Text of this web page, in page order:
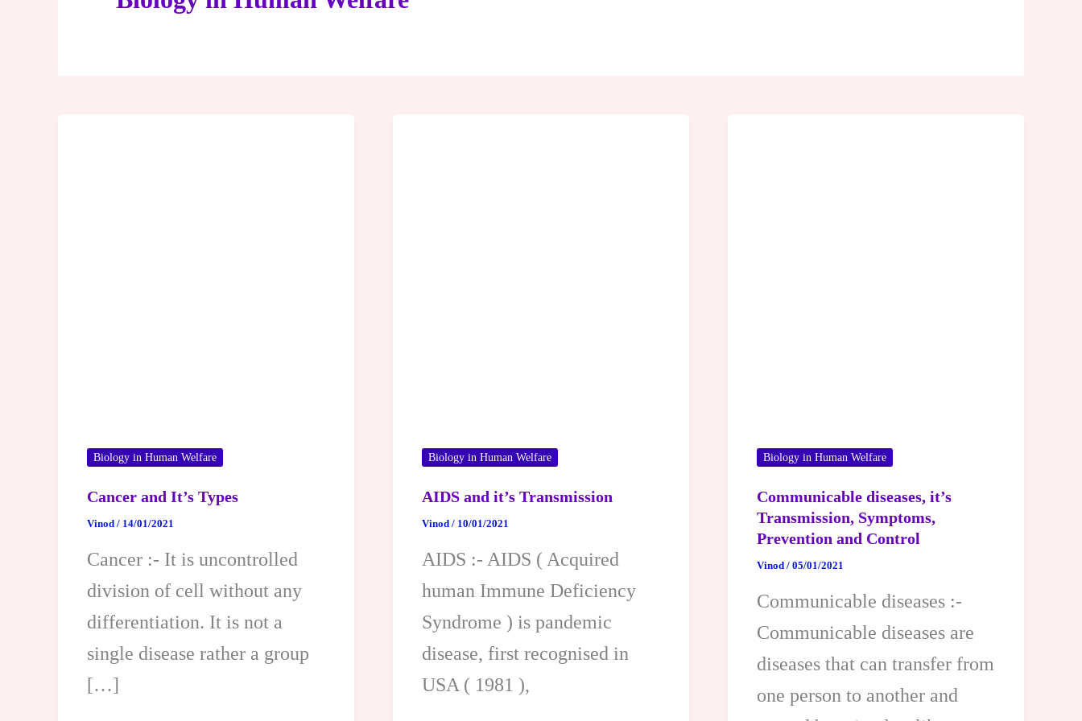
Biology in Human Welfare
Cancer and It’s Types
Vinod / 14/01/2021
Cancer :- It is uncontrolled
division of cell without any
differentiation. It is not a
single disease rather a group
[…]
Biology in Human Welfare
AIDS and it’s Transmission
Vinod / 10/01/2021
AIDS :- AIDS ( Acquired
human Immune Deficiency
Syndrome ) is pandemic
disease, first recognised in
USA ( 1981 ),
Biology in Human Welfare
Communicable diseases, it’s
Transmission, Symptoms,
Prevention and Control
Vinod / 05/01/2021
Communicable diseases :-
Communicable diseases are
diseases that can transfer from
one person to another and